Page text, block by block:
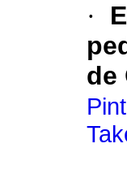
·
de